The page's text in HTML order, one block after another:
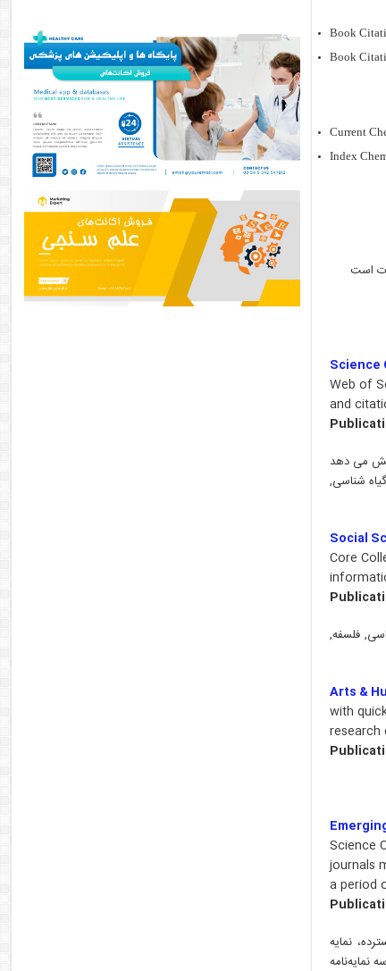
Book
Book
Current
Index
است
Science
Web of
and
می دهد
شناسی,
Social
Core
فلسفه,
Arts &
with
research
Science
journals
a period
نمایه
نمایه‌نامه